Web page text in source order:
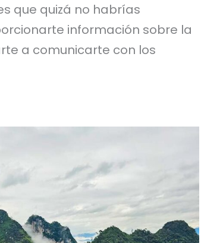
que quizá no habrías
información sobre la
a comunicarte con los